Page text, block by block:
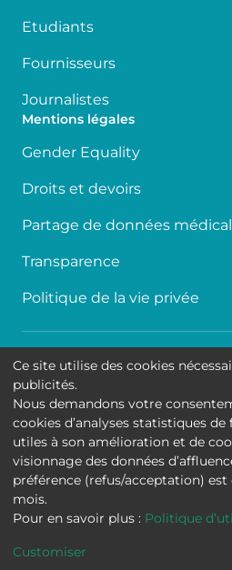
Etudiants
Fournisseurs
Journalistes
Mentions légales
Gender Equality
Droits et devoirs
Partage de données
Transparence
Politique de la vie privée
Accessibilité
Contact
Cookies
Mentions légales
Hôpital Universitaire de Bruxelles
Ce site utilise des cookies
publicités.
Nous demandons votre
cookies d’analyses statistiques
utiles à son amélioration et de
visionnage des données
préférence (refus/acceptation)
mois.
Pour en savoir plus : Politique
Customiser